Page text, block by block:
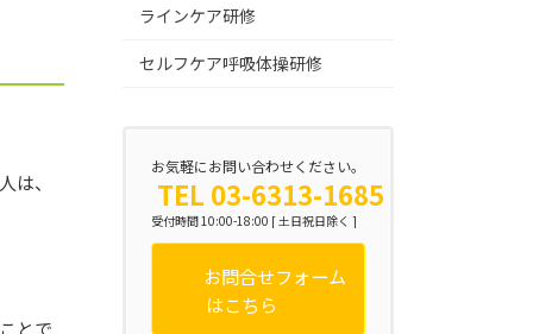
は、
とで
ラインケア研修
セルフケア呼吸体操研修
お気軽にお問い合わせください。
TEL 03-6313-1685
受付時間 10:00-18:00 [ 土日祝日除く ]
お問合せフォーム
はこちら